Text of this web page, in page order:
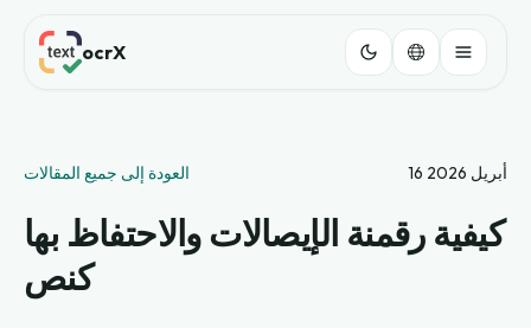
ocrX
العودة إلى جميع المقالات 16 أبريل 2026
كيفية رقمنة الإيصالات والاحتفاظ بها
كنص